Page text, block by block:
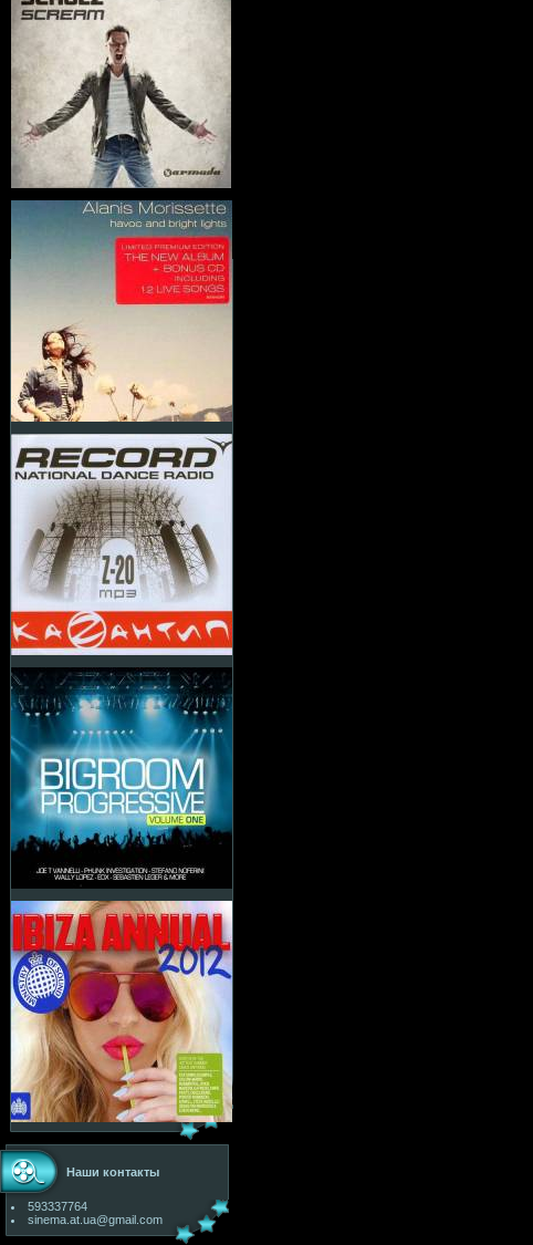
Наши контакты
593337764
sinema.at.ua@gmail.com